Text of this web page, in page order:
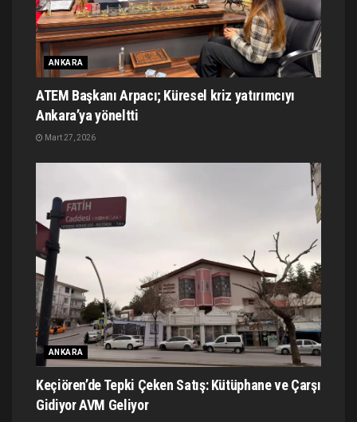
ANKARA
ATEM Başkanı Arpacı; Küresel kriz yatırımcıyı
Ankara’ya yöneltti
Mart 27, 2026
ANKARA
Keçiören’de Tepki Çeken Satış: Kütüphane ve Çarşı
Gidiyor AVM Geliyor